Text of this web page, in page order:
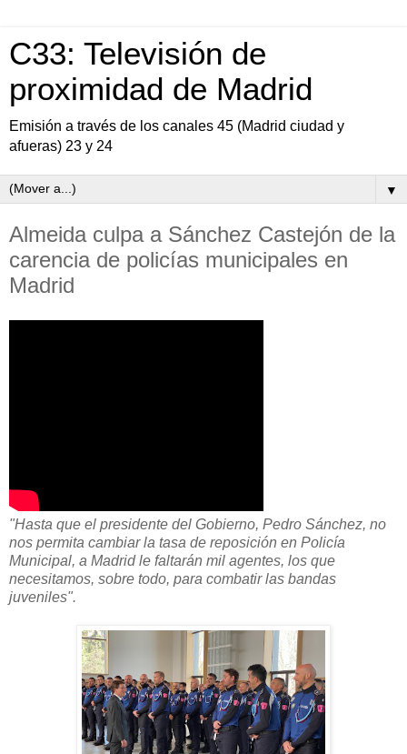
C33: Televisión de
proximidad de Madrid
Emisión a través de los canales 45 (Madrid ciudad y
afueras) 23 y 24
▼
Almeida culpa a Sánchez Castejón de la
carencia de policías municipales en
Madrid
"Hasta que el presidente del Gobierno, Pedro Sánchez, no
nos permita cambiar la tasa de reposición en Policía
Municipal, a Madrid le faltarán mil agentes, los que
necesitamos, sobre todo, para combatir las bandas
juveniles".